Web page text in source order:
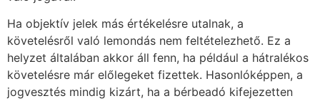
Ha objektív jelek más értékelésre utalnak, a
követelésről való lemondás nem feltételezhető. Ez a
helyzet általában akkor áll fenn, ha például a hátralékos
követelésre már előlegeket fizettek. Hasonlóképpen, a
jogvesztés mindig kizárt, ha a bérbeadó kifejezetten